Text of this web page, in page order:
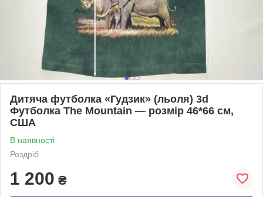
Дитяча футболка «Гудзик» (льоля) 3d
Футболка The Mountain — розмір 46*66 см,
США
В наявності
Роздріб
1 200 ₴